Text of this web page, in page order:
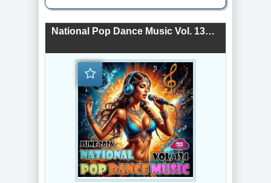
National Pop Dance Music Vol. 134 (2026) торрент